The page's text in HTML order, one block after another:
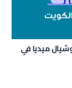
ميديا في